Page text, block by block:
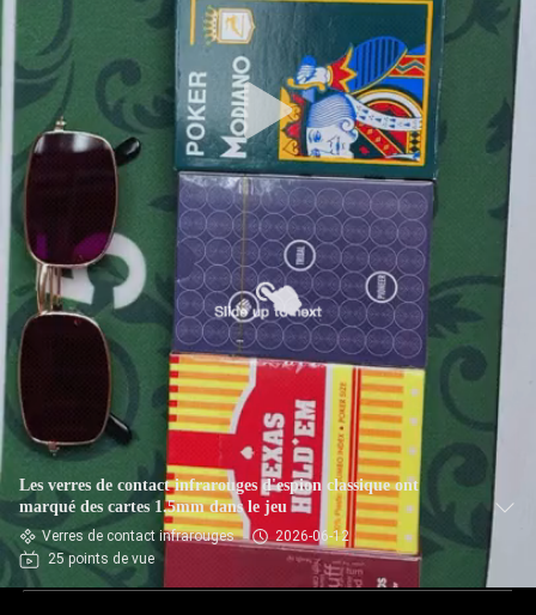
Les verres de contact infrarouges d'espion classique ont
marqué des cartes 1.5mm dans le jeu
Verres de contact infrarouges
2026-06-12
25 points de vue